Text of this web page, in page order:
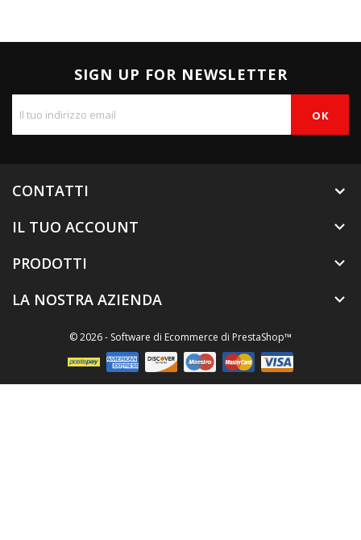
SIGN UP FOR NEWSLETTER
CONTATTI
IL TUO ACCOUNT

PRODOTTI 
LA NOSTRA AZIENDA 
© 2026 - Software di Ecommerce di PrestaShop™